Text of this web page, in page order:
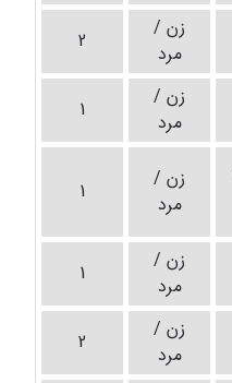
زن /
مرد
2
زن /
مرد
1
زن /
مرد
1
زن /
مرد
1
زن /
مرد
2